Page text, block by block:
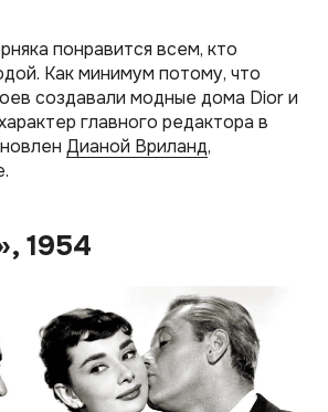
понравится всем, кто
Как минимум потому, что
создавали модные дома Dior и
главного редактора в
Дианой Вриланд,
1954